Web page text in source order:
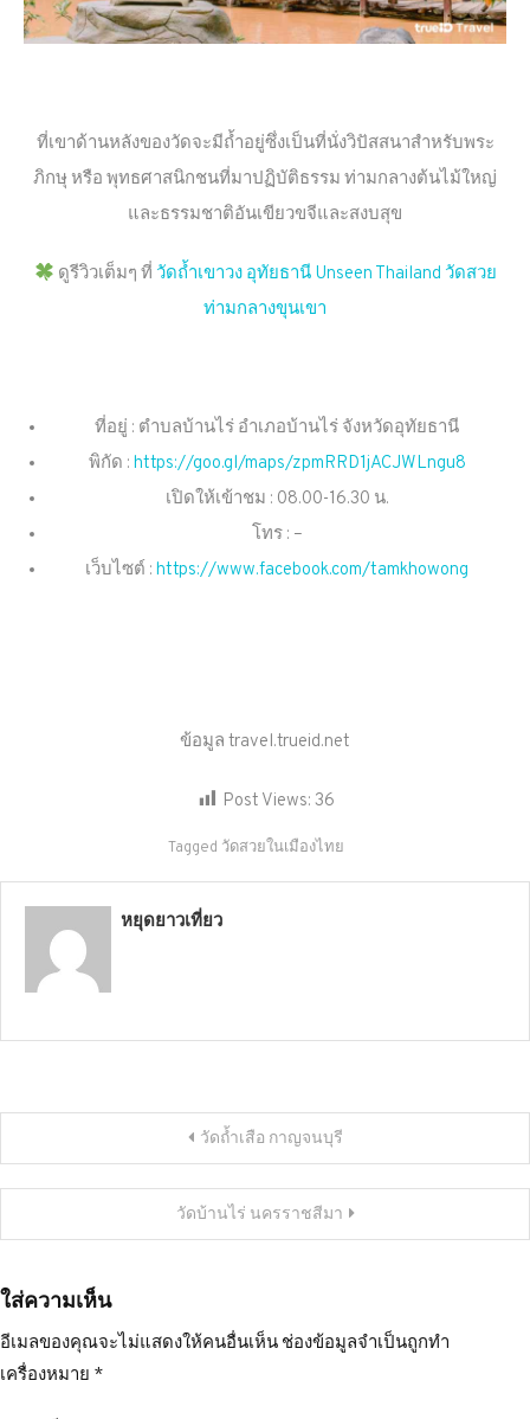
ที่เขาด้านหลังของวัดจะมีถ้ำอยู่ซึ่งเป็นที่นั่งวิปัสสนาสำหรับพระ
ภิกษุ หรือ พุทธศาสนิกชนที่มาปฏิบัติธรรม ท่ามกลางต้นไม้ใหญ่
และธรรมชาติอันเขียวขจีและสงบสุข
ดูรีวิวเต็มๆ ที่ วัดถ้ำเขาวง อุทัยธานี Unseen Thailand วัดสวย
ท่ามกลางขุนเขา
ที่อยู่ : ตำบลบ้านไร่ อำเภอบ้านไร่ จังหวัดอุทัยธานี
พิกัด : https://goo.gl/maps/zpmRRD1jACJWLngu8
เปิดให้เข้าชม : 08.00-16.30 น.
โทร : –
เว็บไซต์ : https://www.facebook.com/tamkhowong
ข้อมูล travel.trueid.net
Post Views: 36
Tagged วัดสวยในเมืองไทย
หยุดยาวเที่ยว
เรื่อง
วัดถ้ำเสือ กาญจนบุรี
วัดบ้านไร่ นครราชสีมา
ใส่ความเห็น
อีเมลของคุณจะไม่แสดงให้คนอื่นเห็น ช่องข้อมูลจำเป็นถูกทำ
เครื่องหมาย *